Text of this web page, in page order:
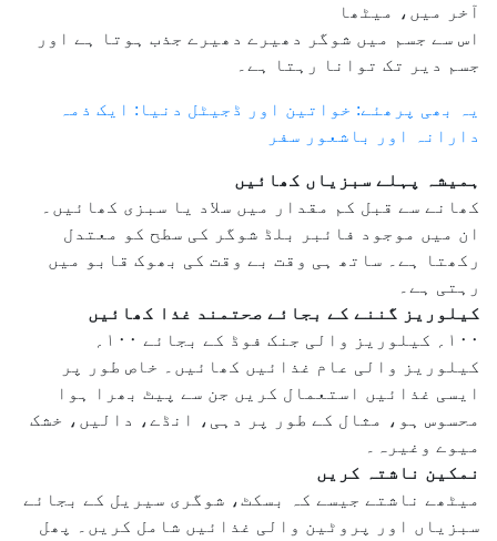
آخر میں، میٹھا
اس سے جسم میں شوگر دھیرے دھیرے جذب ہوتا ہے اور
جسم دیر تک توانا رہتا ہے۔
یہ بھی پرھئے: خواتین اور ڈجیٹل دنیا: ایک ذمہ
دارانہ اور باشعور سفر
ہمیشہ پہلے سبزیاں کھائیں
کھانے سے قبل کم مقدار میں سلاد یا سبزی کھائیں۔
ان میں موجود فائبر بلڈ شوگر کی سطح کو معتدل
رکھتا ہے۔ ساتھ ہی وقت بے وقت کی بھوک قابو میں
رہتی ہے۔
کیلوریز گننے کے بجائے صحتمند غذا کھائیں
کیلوریز والی عام غذائیں کھائیں۔ خاص طور پر
ایسی غذائیں استعمال کریں جن سے پیٹ بھرا ہوا
محسوس ہو، مثال کے طور پر دہی، انڈے، دالیں، خشک
میوے وغیرہ۔
نمکین ناشتہ کریں
میٹھے ناشتے جیسے کہ بسکٹ، شوگری سیریل کے بجائے
سبزیاں اور پروٹین والی غذائیں شامل کریں۔ پھل